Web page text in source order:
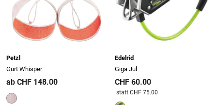
Petzl
Gurt Whisper
ab CHF 148.00
Edelrid
Giga Jul
CHF 60.00
Preis reduziert von
statt CHF 75.00